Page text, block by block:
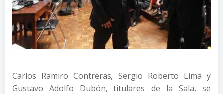
Carlos Ramiro Contreras, Sergio Roberto Lima y
Gustavo Adolfo Dubón, titulares de la Sala, se